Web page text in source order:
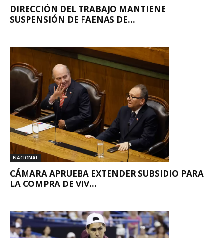
DIRECCIÓN DEL TRABAJO MANTIENE
SUSPENSIÓN DE FAENAS DE...
NACIONAL
CÁMARA APRUEBA EXTENDER SUBSIDIO PARA
LA COMPRA DE VIV...